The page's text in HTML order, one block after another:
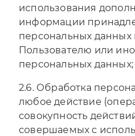
использования
информации
персональных данных
Пользователю или
персональных данных;
2.6. Обработка
любое действие
совокупность
совершаемых с